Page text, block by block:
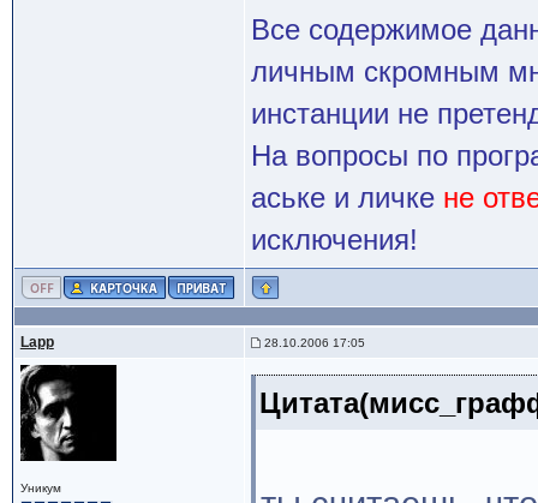
Все содержимое
личным скромным
инстанции не
На вопросы по
аське и личке не
исключения!
Lapp 28.10.2006 17:05
Уникум